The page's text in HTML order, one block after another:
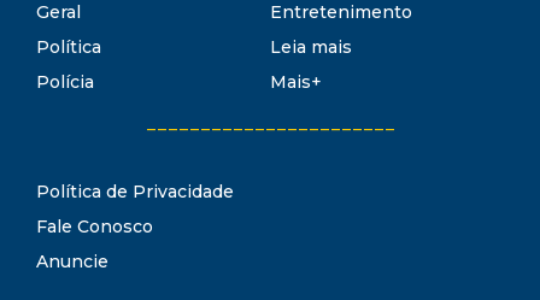
Geral
Política
Polícia
Entretenimento
Leia mais
Mais+
Política de Privacidade
Fale Conosco
Anuncie